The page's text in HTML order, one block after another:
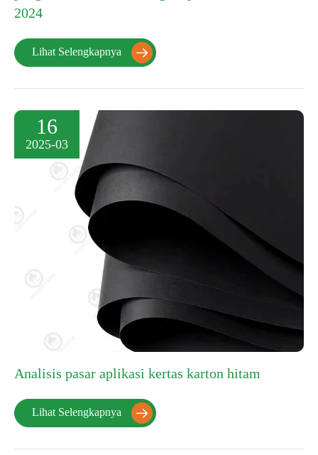
2024
Lihat Selengkapnya 
16
2025-03
Analisis pasar aplikasi kertas karton hitam
Lihat Selengkapnya 